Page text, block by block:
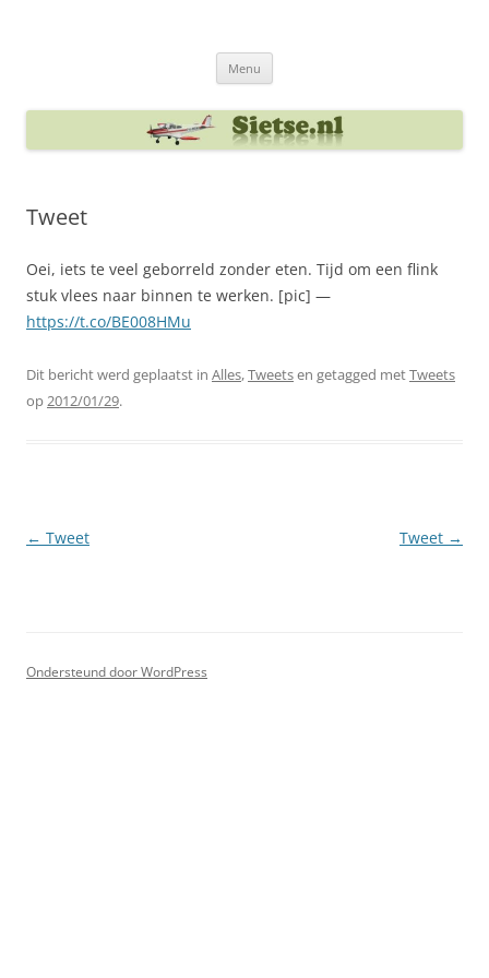
Menu
Tweet
Oei, iets te veel geborreld zonder eten. Tijd om een flink
stuk vlees naar binnen te werken. [pic] —
https://t.co/BE008HMu
Dit bericht werd geplaatst in Alles,Tweetsen getagged metTweets
op2012/01/29.
Berichtnavigatie
← Tweet Tweet →
Ondersteund door WordPress